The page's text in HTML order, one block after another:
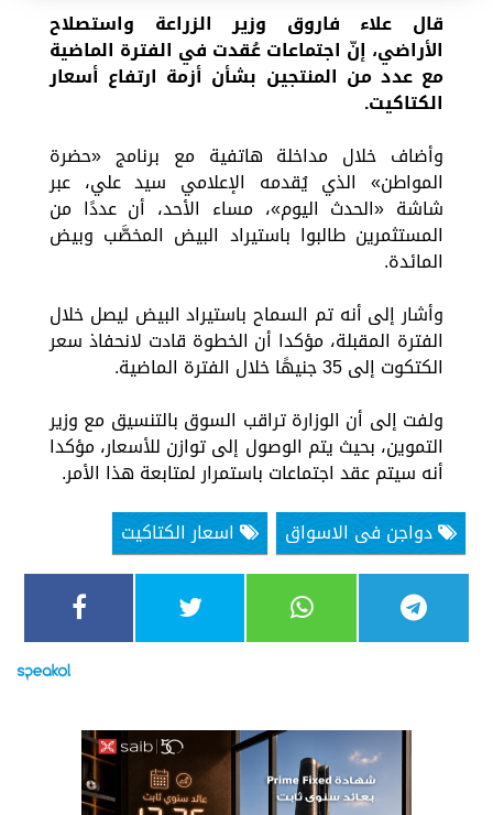
قال علاء فاروق وزير الزراعة واستصلاح
الأراضي، إنّ اجتماعات عُقدت في الفترة الماضية
مع عدد من المنتجين بشأن أزمة ارتفاع أسعار
الكتاكيت.
وأضاف خلال مداخلة هاتفية مع برنامج «حضرة
المواطن» الذي يُقدمه الإعلامي سيد علي، عبر
شاشة «الحدث اليوم»، مساء الأحد، أن عددًا من
المستثمرين طالبوا باستيراد البيض المخصَّب وبيض
المائدة.
وأشار إلى أنه تم السماح باستيراد البيض ليصل خلال
الفترة المقبلة، مؤكدا أن الخطوة قادت لانحفاذ سعر
الكتكوت إلى 35 جنيهًا خلال الفترة الماضية.
ولفت إلى أن الوزارة تراقب السوق بالتنسيق مع وزير
التموين، بحيث يتم الوصول إلى توازن للأسعار، مؤكدا
أنه سيتم عقد اجتماعات باستمرار لمتابعة هذا الأمر.
دواجن فى الاسواق
اسعار الكتاكيت